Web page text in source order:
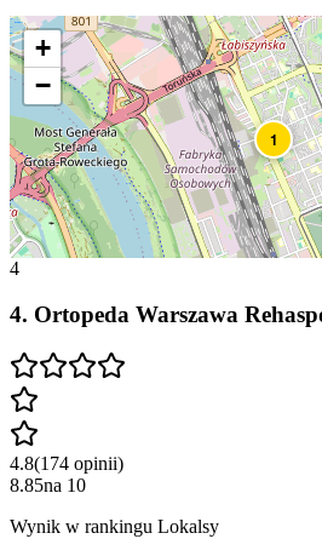
1
+
−
4
4. Ortopeda Warszawa
4.8(174 opinii)
8.85na 10
Wynik w rankingu Lokalsy